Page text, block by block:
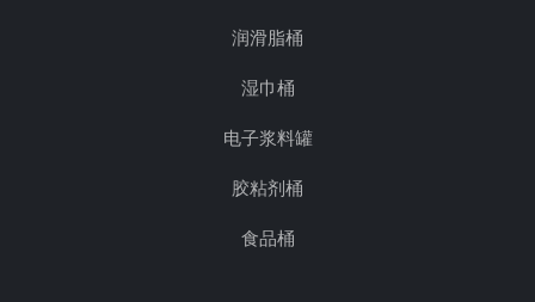
润滑脂桶
湿巾桶
电子浆料罐
胶粘剂桶
食品桶